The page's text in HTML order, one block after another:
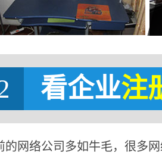
看企业注
的网络公司多如牛毛，很多